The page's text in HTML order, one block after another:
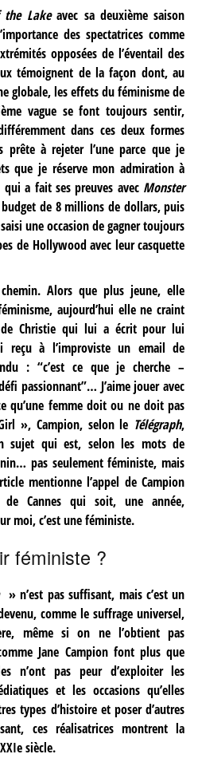
the Lakeavec sa deuxième saison
des spectatrices comme
opposées de l’éventail des
témoignent de la façon dont, au
globale, les effets du féminisme de
vague se font toujours sentir,
dans ces deux formes
prête à rejeter l’une parce que je
que je réserve mon admiration à
qui a fait ses preuves avec Monster
de 8 millions de dollars, puis
une occasion de gagner toujours
de Hollywood avec leur casquette
Alors que plus jeune, elle
aujourd’hui elle ne craint
Christie qui lui a écrit pour lui
reçu à l’improviste un email de
: “c’est ce que je cherche –
passionnant”… J’aime jouer avec
qu’une femme doit ou ne doit pas
», Campion, selon le Télégraph,
sujet qui est, selon les mots de
pas seulement féministe, mais
mentionne l’appel de Campion
Cannes qui soit, une année,
moi, c’est une féministe.
féministe ?
» n’est pas suffisant, mais c’est un
comme le suffrage universel,
même si on ne l’obtient pas
Jane Campion font plus que
n’ont pas peur d’exploiter les
et les occasions qu’elles
types d’histoire et poser d’autres
ces réalisatrices montrent la
siècle.